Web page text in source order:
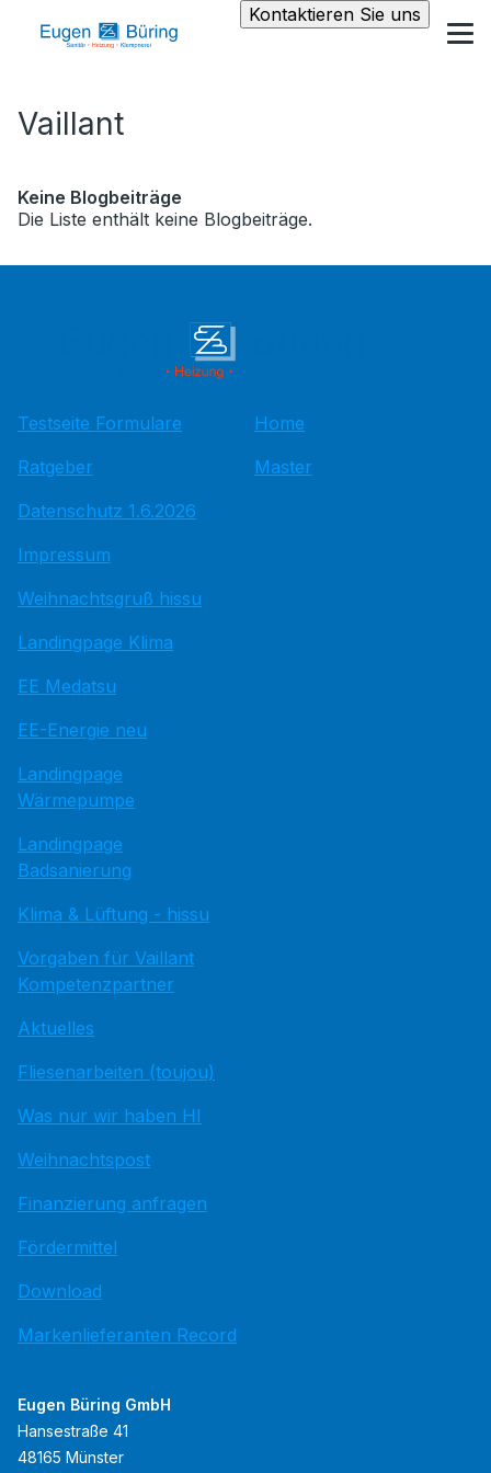
Kontaktieren Sie uns
Vaillant
Keine Blogbeiträge
Die Liste enthält keine Blogbeiträge.
Testseite Formulare
Ratgeber
Datenschutz 1.6.2026
Impressum
Weihnachtsgruß hissu
Landingpage Klima
EE Medatsu
EE-Energie neu
Landingpage
Wärmepumpe
Landingpage
Badsanierung
Klima & Lüftung - hissu
Vorgaben für Vaillant
Kompetenzpartner
Aktuelles
Fliesenarbeiten (toujou)
Was nur wir haben HI
Weihnachtspost
Finanzierung anfragen
Fördermittel
Download
Markenlieferanten Record
Home
Master
Eugen Büring GmbH
Hansestraße 41
48165 Münster